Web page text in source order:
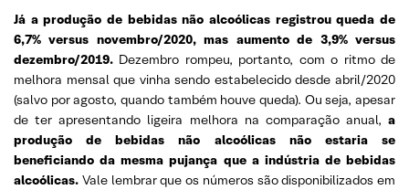
Já a produção de bebidas não alcoólicas registrou queda de
6,7% versus novembro/2020, mas aumento de 3,9% versus
dezembro/2019. Dezembro rompeu, portanto, com o ritmo de
melhora mensal que vinha sendo estabelecido desde abril/2020
(salvo por agosto, quando também houve queda). Ou seja, apesar
de ter apresentando ligeira melhora na comparação anual, a
produção de bebidas não alcoólicas não estaria se
beneficiando da mesma pujança que a indústria de bebidas
alcoólicas. Vale lembrar que os números são disponibilizados em